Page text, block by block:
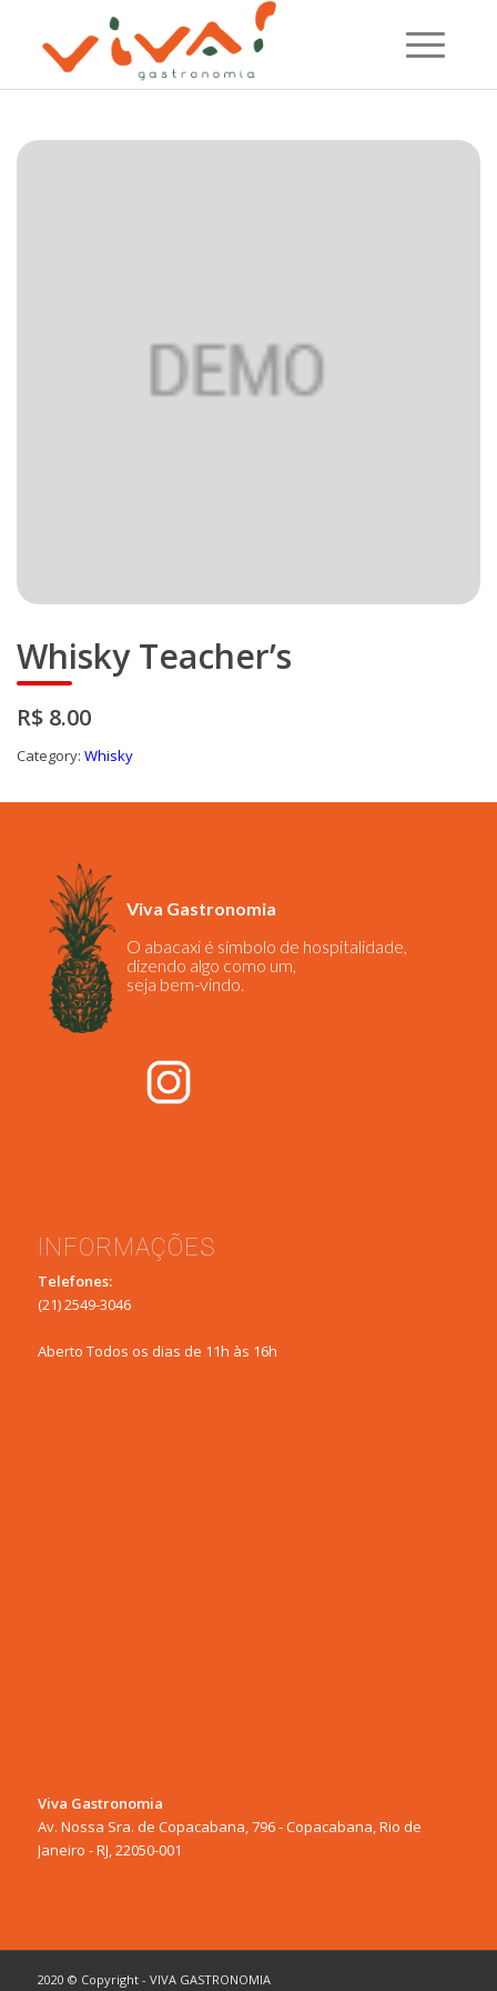
Whisky Teacher’s
R$ 8.00
Category: Whisky
Viva Gastronomia
O abacaxi é símbolo de hospitalidade,
dizendo algo como um,
seja bem-vindo.
INFORMAÇÕES
Telefones:
(21) 2549-3046
Aberto Todos os dias de 11h às 16h
Viva Gastronomia
Av. Nossa Sra. de Copacabana, 796 - Copacabana, Rio de
Janeiro - RJ, 22050-001
2020 © Copyright - VIVA GASTRONOMIA